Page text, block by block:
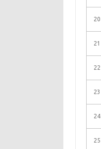
20
21
22
23
24
25